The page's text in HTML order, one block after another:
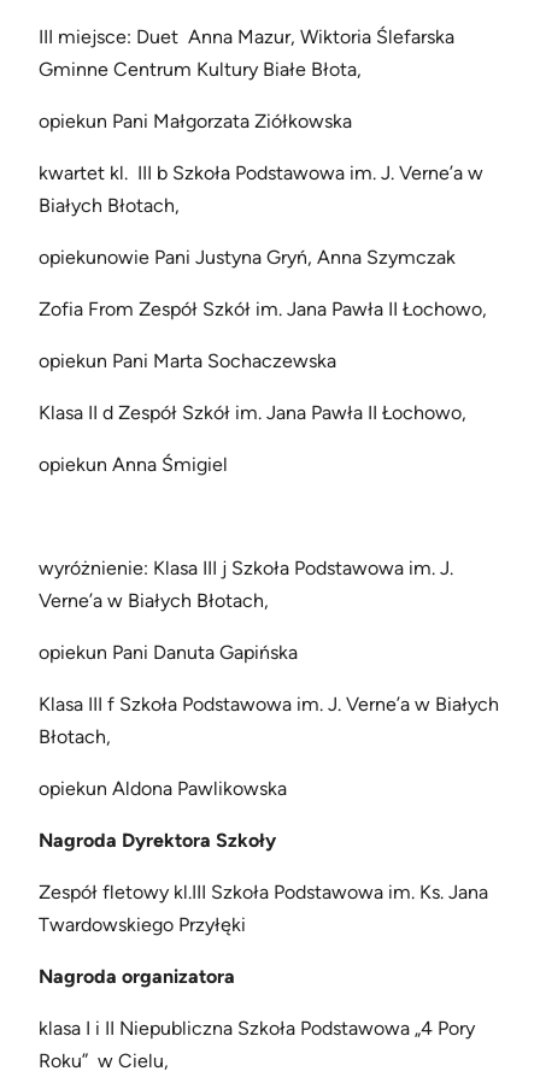
III miejsce: Duet Anna Mazur, Wiktoria Ślefarska
Gminne Centrum Kultury Białe Błota,
opiekun Pani Małgorzata Ziółkowska
kwartet kl. III b Szkoła Podstawowa im. J. Verne’a w
Białych Błotach,
opiekunowie Pani Justyna Gryń, Anna Szymczak
Zofia From Zespół Szkół im. Jana Pawła II Łochowo,
opiekun Pani Marta Sochaczewska
Klasa II d Zespół Szkół im. Jana Pawła II Łochowo,
opiekun Anna Śmigiel
wyróżnienie: Klasa III j Szkoła Podstawowa im. J.
Verne’a w Białych Błotach,
opiekun Pani Danuta Gapińska
Klasa III f Szkoła Podstawowa im. J. Verne’a w Białych
Błotach,
opiekun Aldona Pawlikowska
Nagroda Dyrektora Szkoły
Zespół fletowy kl.III Szkoła Podstawowa im. Ks. Jana
Twardowskiego Przyłęki
Nagroda organizatora
klasa I i II Niepubliczna Szkoła Podstawowa „4 Pory
Roku” w Cielu,